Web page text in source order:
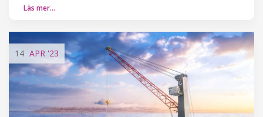
Läs mer…
14 APR '23